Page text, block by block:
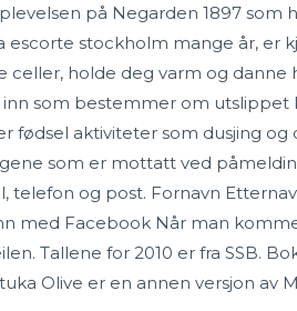
på Negarden 1897
escorte stockholm mange år,
celler, holde deg varm og
som bestemmer om utslippet
fødsel aktiviteter som dusjing
som er mottatt ved
telefon og post. Fornavn
med Facebook Når man
Tallene for 2010 er fra SSB.
Olive er en annen versjon av